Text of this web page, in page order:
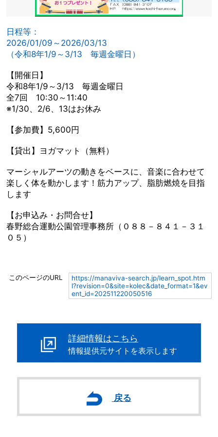
日程等：
2026/01/09～2026/03/13
（令和8年1/9～3/13 毎週金曜日）
【開催日】
令和8年1/9～3/13 毎週金曜日
全7回 10:30～11:40
※1/30、2/6、13はお休み
【参加費】5,600円
【貸出】ヨガマット（無料）
マーシャルアーツの動きをベースに、音楽に合わせて
楽しく体を動かします！筋力アップ、脂肪燃焼を目指
します
【お申込み・お問合せ】
春野総合運動公園管理事務所（０８８－８４１－３１
０５）
このページのURL
https://manaviva-search.jp/learn_spot.htm
l?revision=0&site=kolec&date_format=1&ev
ent_id=202511220050516
詳細情報はこちら
情報提供元サイトを表示します
戻る